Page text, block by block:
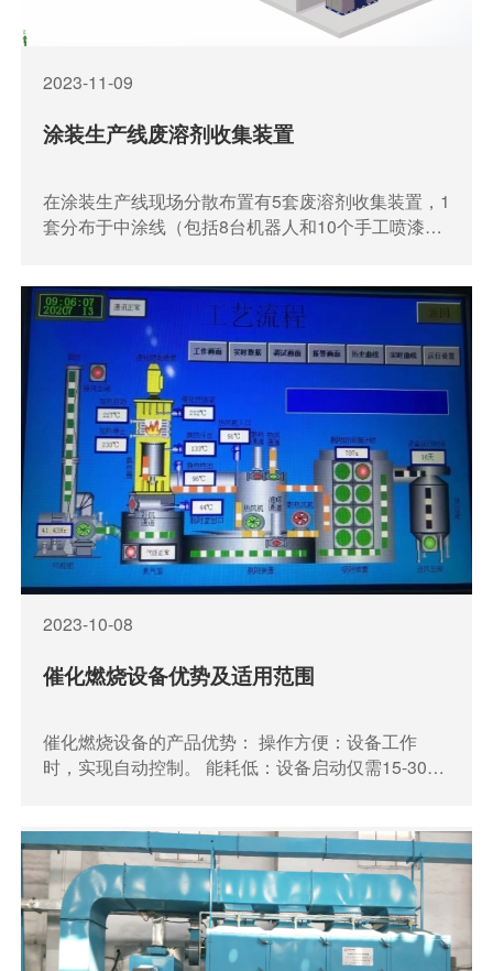
2023-11-09
涂装生产线废溶剂收集装置
在涂装生产线现场分散布置有5套废溶剂收集装置，1
套分布于中涂线（包括8台机器人和10个手工喷漆
2023-10-08
催化燃烧设备优势及适用范围
催化燃烧设备的产品优势： 操作方便：设备工作
时，实现自动控制。 能耗低：设备启动仅需15-30分
高温报警系统及先进自控系统。